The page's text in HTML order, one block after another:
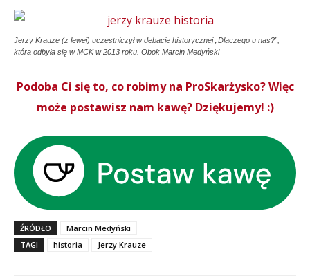
Jerzy Krauze (z lewej) uczestniczył w debacie historycznej „Dlaczego u nas?”,
która odbyła się w MCK w 2013 roku. Obok Marcin Medyński
Podoba Ci się to, co robimy na ProSkarżysko? Więc
może postawisz nam kawę? Dziękujemy! :)
ŹRÓDŁO
Marcin Medyński
TAGI
historia Jerzy Krauze